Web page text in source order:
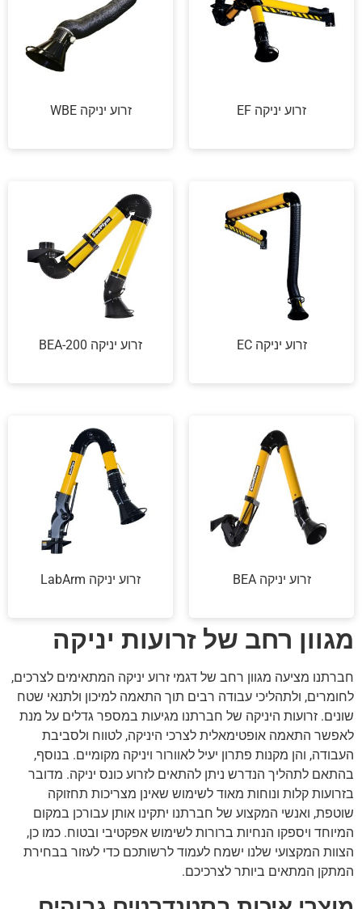
זרוע יניקה EF זרוע יניקה WBE
זרוע יניקה EC זרוע יניקה BEA-200
זרוע יניקה BEA זרוע יניקה LabArm
מגוון רחב של זרועות יניקה
חברתנו מציעה מגוון רחב של דגמי זרוע יניקה המתאימים לצרכים,
לחומרים, ולתהליכי עבודה רבים תוך התאמה למיכון ולתנאי שטח
שונים. זרועות היניקה של חברתנו מגיעות במספר גדלים על מנת
לאפשר התאמה אופטימאלית לצרכי היניקה, לטווח ולסביבת
העבודה, והן מקנות פתרון יעיל לאוורור ויניקה מקומיים. בנוסף,
בהתאם לתהליך הנדרש ניתן להתאים לזרוע כונס יניקה. מדובר
בזרועות קלות ונוחות מאוד לשימוש שאינן מצריכות תחזוקה
שוטפת, ואנשי המקצוע של חברתנו יתקינו אותן עבורכן במקום
המיוחד ויספקו הנחיות ברורות לשימוש אפקטיבי ובטוח. כמו כן,
הצוות המקצועי שלנו ישמח לעמוד לרשותכם כדי לעזור בבחירת
המתקן המתאים ביותר לצרכיכם.